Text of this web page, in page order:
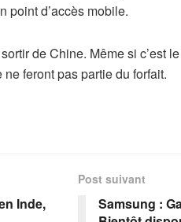
point d’accès mobile.
de Chine. Même si c’est
feront pas partie du forfait.
Inde,
Post suivant
Samsung :